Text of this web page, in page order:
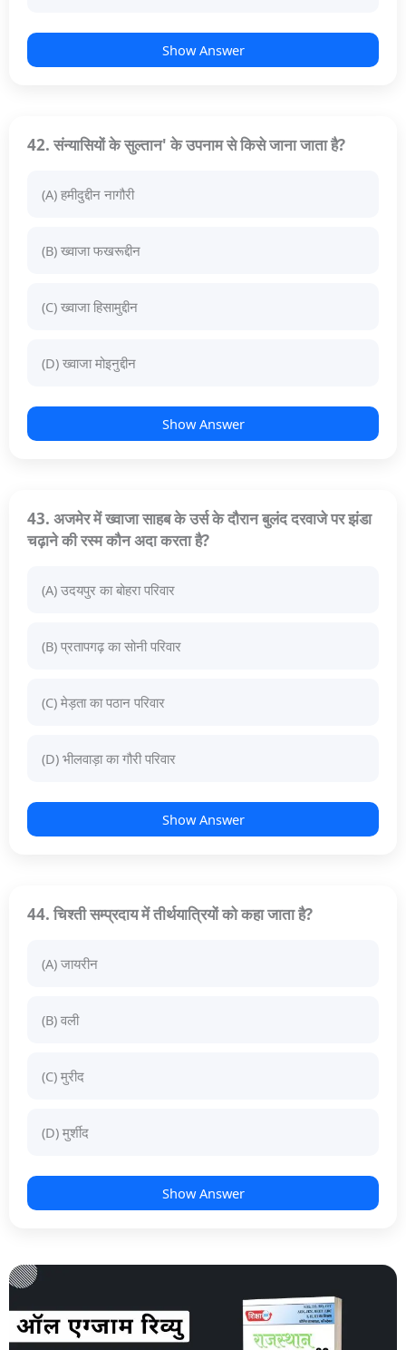
Show Answer
42. संन्यासियों के सुल्तान' के उपनाम से किसे जाना जाता है?
(A) हमीदुद्दीन नागौरी
(B) ख्वाजा फखरूद्दीन
(C) ख्वाजा हिसामुद्दीन
(D) ख्वाजा मोइनुद्दीन
Show Answer
43. अजमेर में ख्वाजा साहब के उर्स के दौरान बुलंद दरवाजे पर झंडा
चढ़ाने की रस्म कौन अदा करता है?
(A) उदयपुर का बोहरा परिवार
(B) प्रतापगढ़ का सोनी परिवार
(C) मेड़ता का पठान परिवार
(D) भीलवाड़ा का गौरी परिवार
Show Answer
44. चिश्ती सम्प्रदाय में तीर्थयात्रियों को कहा जाता है?
(A) जायरीन
(B) वली
(C) मुरीद
(D) मुर्शीद
Show Answer